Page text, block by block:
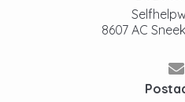
8607 AC